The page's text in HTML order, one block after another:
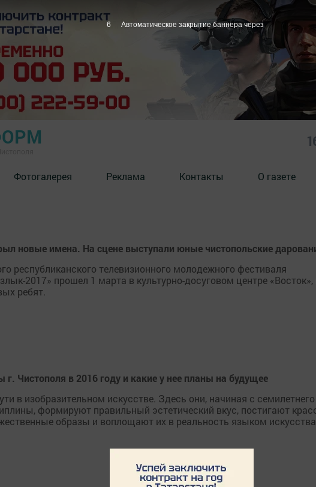
Фотогалерея Реклама Контакты О газете
новые имена. На сцене выступали юные чистопольские
республиканского телевизионного молодежного фестиваля
2017» прошел 1 марта в культурно-досуговом центре «Восток»,
ребят.
Чистополя в 2016 году и какие у нее планы на будущее
в изобразительном искусстве. Здесь они, начиная с семилетнего
формируют правильный эстетический вкус, постигают
образы и воплощают их в реальность языком искусства.
6 Автоматическое закрытие баннера через